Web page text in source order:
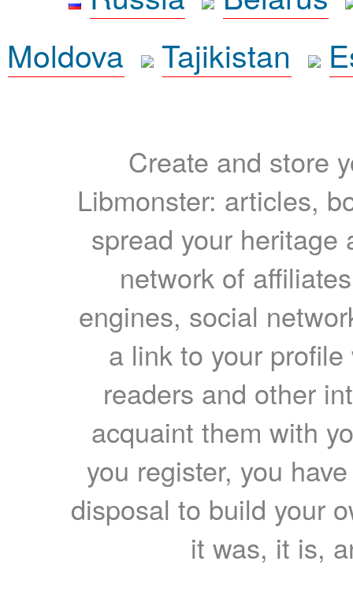
Moldova
Tajikistan
Create and store
Libmonster: articles,
spread your heritage
network of
engines, social
a link to your
readers and other
acquaint them with
you register, you
disposal to build your
it was, it is,